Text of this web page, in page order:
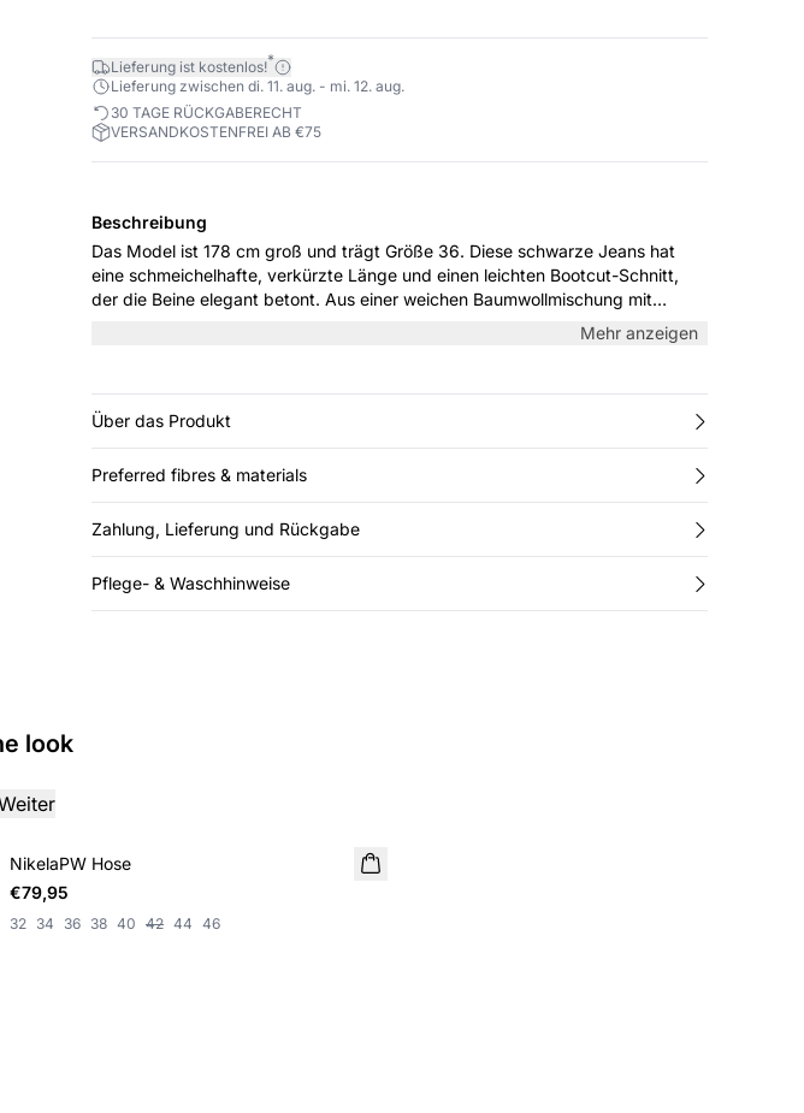
Lieferung ist kostenlos!*
Lieferung zwischen di. 11. aug. - mi. 12. aug.
30 TAGE RÜCKGABERECHT
VERSANDKOSTENFREI AB €75
Beschreibung
Das Model ist 178 cm groß und trägt Größe 36. Diese schwarze Jeans hat
eine schmeichelhafte, verkürzte Länge und einen leichten Bootcut-Schnitt,
der die Beine elegant betont. Aus einer weichen Baumwollmischung mit
Mehr anzeigen
Über das Produkt
Preferred fibres & materials
Zahlung, Lieferung und Rückgabe
Pflege- & Waschhinweise
look
NikelaPW Hose
€79,95
32 34 36 38 40 42 44 46